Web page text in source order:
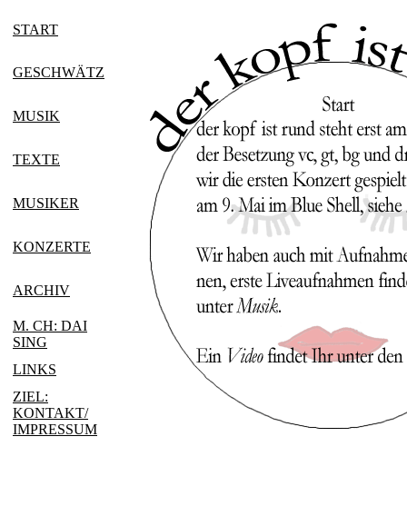
START
GESCHWÄTZ
MUSIK
TEXTE
MUSIKER
KONZERTE
ARCHIV
M. CH: DAI
SING
LINKS
ZIEL:
KONTAKT/
IMPRESSUM